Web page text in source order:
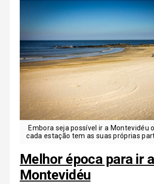
Embora seja possível ir a Montevidéu
cada estação tem as suas próprias
Melhor época para ir a
Montevidéu